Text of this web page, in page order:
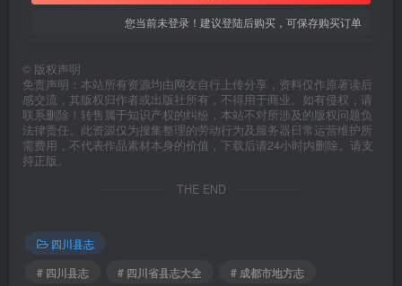
您当前未登录！建议登陆后购买，可保存购买订单
© 版权声明
免责声明：本站所有资源均由网友自行上传分享，资料仅作原著读后
感交流，其版权归作者或出版社所有，不得用于商业。如有侵权，请
联系删除！转售属于知识产权的纠纷，本站不对所涉及的版权问题负
法律责任。此资源仅为搜集整理的劳动行为及服务器日常运营维护所
需费用，不代表作品素材本身的价值，下载后请24小时内删除。请支
持正版。
THE END
四川县志
# 四川县志
# 四川省县志大全
# 成都市地方志